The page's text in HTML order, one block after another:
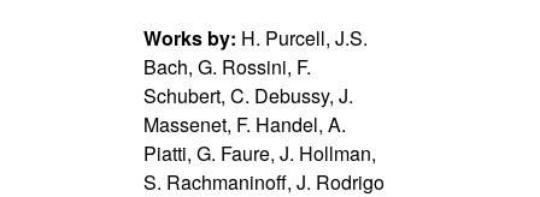
Works by: H. Purcell, J.S.
Bach, G. Rossini, F.
Schubert, C. Debussy, J.
Massenet, F. Handel, A.
Piatti, G. Faure, J. Hollman,
S. Rachmaninoff, J. Rodrigo